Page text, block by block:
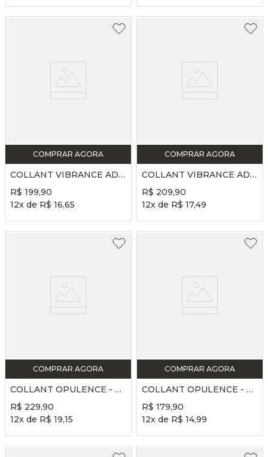
COMPRAR AGORA
COLLANT VIBRANCE ADULTO - REF. FP735 - FREVO
R$ 199,90
12x de R$ 16,65
COMPRAR AGORA
COLLANT VIBRANCE ADULTO - REF. FP737 - PRETO
R$ 209,90
12x de R$ 17,49
COMPRAR AGORA
COLLANT OPULENCE - REF. FP761 - VERDE CROCO
R$ 229,90
12x de R$ 19,15
COMPRAR AGORA
COLLANT OPULENCE - REF. FP764 - VIOLETA
R$ 179,90
12x de R$ 14,99